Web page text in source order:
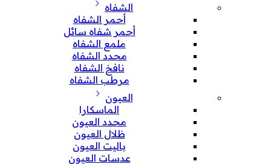
الشفاه
أحمر الشفاه
أحمر شفاه سائل
ملمع الشفاه
محدد الشفاه
نافخ الشفاه
مرطب الشفاه
العيون
الماسكارا
محدد العيون
ظلال العيون
باليت العيون
عدسات العيون